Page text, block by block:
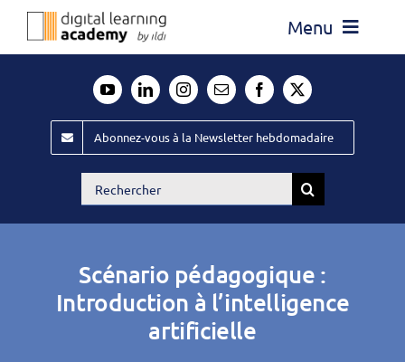
Passer
Menu
Évènements ILDI
Offres d’emploi
Abonnez-vous à la Newsletter hebdomadaire
Rechercher:
Scénario pédagogique :
Introduction à l’intelligence
artificielle